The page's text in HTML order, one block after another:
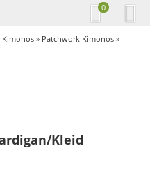
0
Kimonos » Patchwork Kimonos »
Kleid